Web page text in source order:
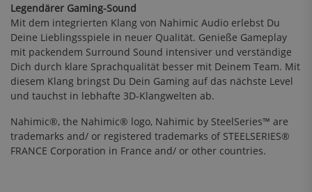
Legendärer Gaming-Sound
Mit dem integrierten Klang von Nahimic Audio erlebst Du
Deine Lieblingsspiele in neuer Qualität. Genieße Gameplay
mit packendem Surround Sound intensiver und verständige
Dich durch klare Sprachqualität besser mit Deinem Team. Mit
diesem Klang bringst Du Dein Gaming auf das nächste Level
und tauchst in lebhafte 3D-Klangwelten ab.
Nahimic®, the Nahimic® logo, Nahimic by SteelSeries™ are
trademarks and/ or registered trademarks of STEELSERIES®
FRANCE Corporation in France and/ or other countries.